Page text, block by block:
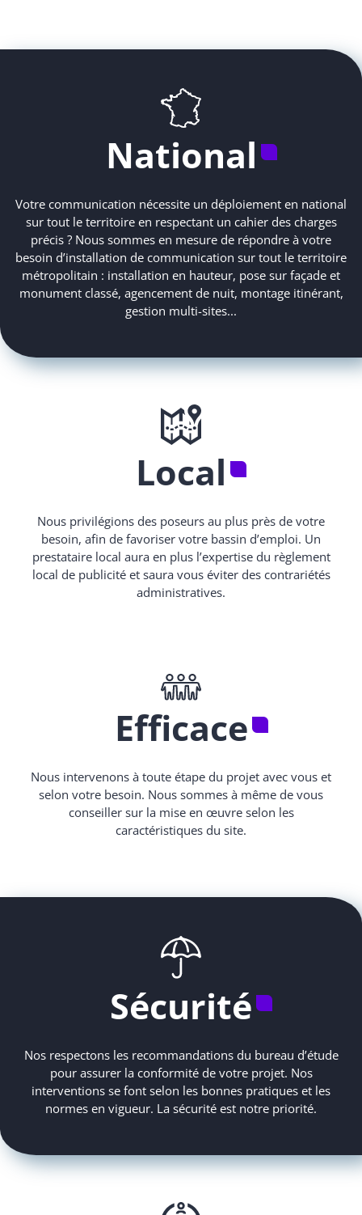
National
Votre communication nécessite un déploiement en national
sur tout le territoire en respectant un cahier des charges
précis ? Nous sommes en mesure de répondre à votre
besoin d’installation de communication sur tout le territoire
métropolitain : installation en hauteur, pose sur façade et
monument classé, agencement de nuit, montage itinérant,
gestion multi-sites...
Local
Nous privilégions des poseurs au plus près de votre
besoin, afin de favoriser votre bassin d’emploi. Un
prestataire local aura en plus l’expertise du règlement
local de publicité et saura vous éviter des contrariétés
administratives.
Efficace
Nous intervenons à toute étape du projet avec vous et
selon votre besoin. Nous sommes à même de vous
conseiller sur la mise en œuvre selon les
caractéristiques du site.
Sécurité
Nos respectons les recommandations du bureau d’étude
pour assurer la conformité de votre projet. Nos
interventions se font selon les bonnes pratiques et les
normes en vigueur. La sécurité est notre priorité.